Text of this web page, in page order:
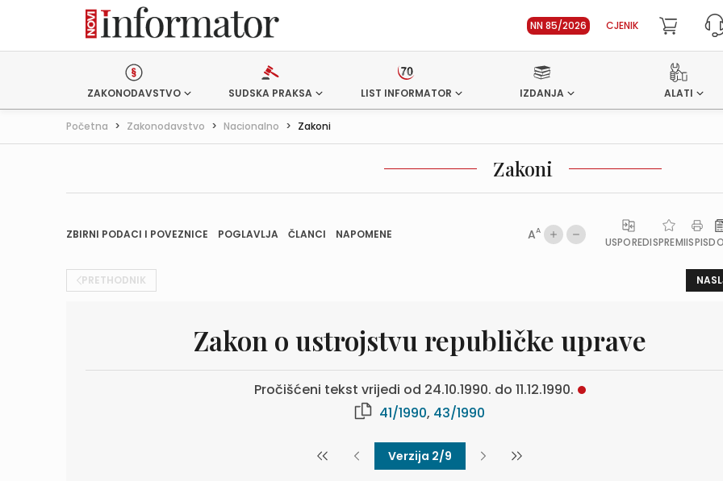
NN 85/2026 CJENIK
ZAKONODAVSTVO SUDSKA PRAKSA LIST INFORMATOR IZDANJA ALATI
Početna > Zakonodavstvo > Nacionalno > Zakoni
Zakoni
ZBIRNI PODACI I POVEZNICE POGLAVLJA ČLANCI NAPOMENE AA
USPOREDISPREMIISPIS
PRETHODNIK
Zakon o ustrojstvu republičke uprave
Pročišćeni tekst vrijedi od 24.10.1990. do 11.12.1990.
41/1990, 43/1990
Verzija 2/9